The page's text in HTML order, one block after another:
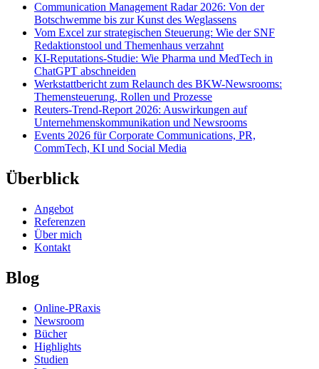
Communication Management Radar 2026: Von der
Botschwemme bis zur Kunst des Weglassens
Vom Excel zur strategischen Steuerung: Wie der SNF
Redaktionstool und Themenhaus verzahnt
KI-Reputations-Studie: Wie Pharma und MedTech in
ChatGPT abschneiden
Werkstattbericht zum Relaunch des BKW-Newsrooms:
Themensteuerung, Rollen und Prozesse
Reuters-Trend-Report 2026: Auswirkungen auf
Unternehmenskommunikation und Newsrooms
Events 2026 für Corporate Communications, PR,
CommTech, KI und Social Media
Überblick
Angebot
Referenzen
Über mich
Kontakt
Blog
Online-PRaxis
Newsroom
Bücher
Highlights
Studien